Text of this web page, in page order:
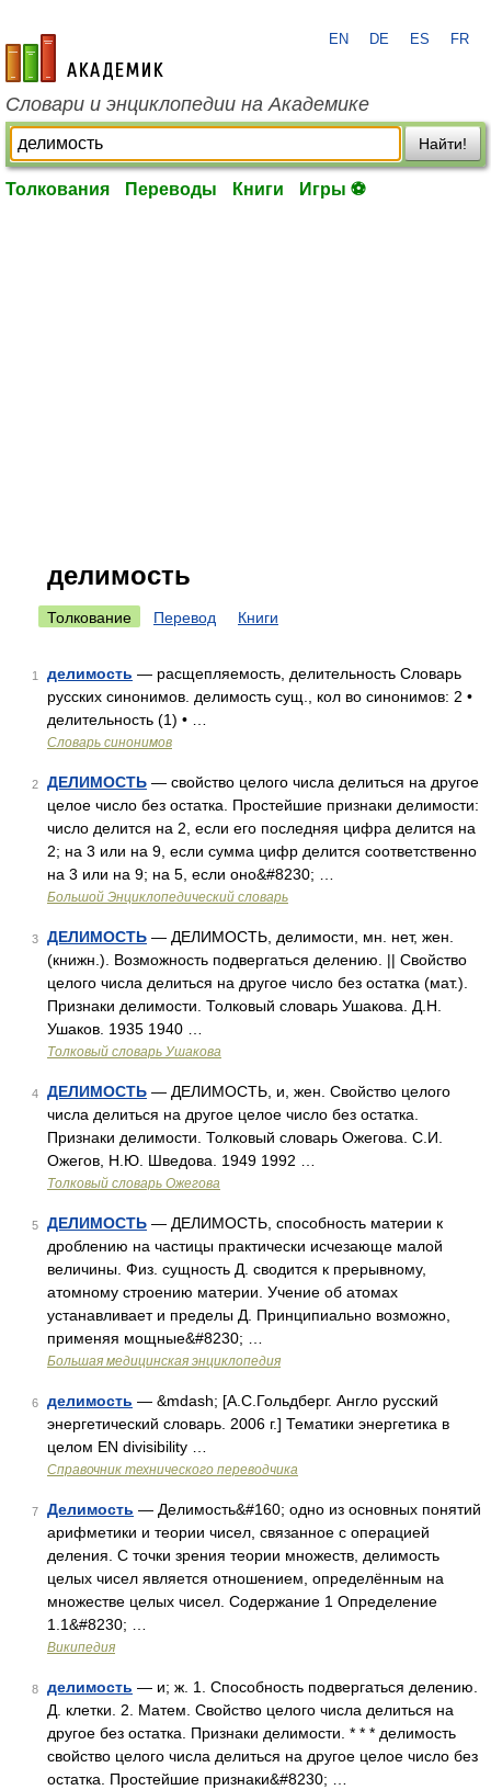
academic.ru
EN DE ES FR
Словари и энциклопедии на Академике
Найти!
Толкования Переводы Книги Игры ⚽
делимость
Толкование Перевод Книги
1 делимость — расщепляемость, делительность Словарь
русских синонимов. делимость сущ., кол во синонимов: 2 •
делительность (1) • …
Словарь синонимов
2 ДЕЛИМОСТЬ — свойство целого числа делиться на другое
целое число без остатка. Простейшие признаки делимости:
число делится на 2, если его последняя цифра делится на
2; на 3 или на 9, если сумма цифр делится соответственно
на 3 или на 9; на 5, если оно&#8230; …
Большой Энциклопедический словарь
3 ДЕЛИМОСТЬ — ДЕЛИМОСТЬ, делимости, мн. нет, жен.
(книжн.). Возможность подвергаться делению. || Свойство
целого числа делиться на другое число без остатка (мат.).
Признаки делимости. Толковый словарь Ушакова. Д.Н.
Ушаков. 1935 1940 …
Толковый словарь Ушакова
4 ДЕЛИМОСТЬ — ДЕЛИМОСТЬ, и, жен. Свойство целого
числа делиться на другое целое число без остатка.
Признаки делимости. Толковый словарь Ожегова. С.И.
Ожегов, Н.Ю. Шведова. 1949 1992 …
Толковый словарь Ожегова
5 ДЕЛИМОСТЬ — ДЕЛИМОСТЬ, способность материи к
дроблению на частицы практически исчезающе малой
величины. Физ. сущность Д. сводится к прерывному,
атомному строению материи. Учение об атомах
устанавливает и пределы Д. Принципиально возможно,
применяя мощные&#8230; …
Большая медицинская энциклопедия
6 делимость — &mdash; [А.С.Гольдберг. Англо русский
энергетический словарь. 2006 г.] Тематики энергетика в
целом EN divisibility …
Справочник технического переводчика
7 Делимость — Делимость&#160; одно из основных понятий
арифметики и теории чисел, связанное с операцией
деления. С точки зрения теории множеств, делимость
целых чисел является отношением, определённым на
множестве целых чисел. Содержание 1 Определение
1.1&#8230; …
Википедия
8 делимость — и; ж. 1. Способность подвергаться делению.
Д. клетки. 2. Матем. Свойство целого числа делиться на
другое без остатка. Признаки делимости. * * * делимость
свойство целого числа делиться на другое целое число без
остатка. Простейшие признаки&#8230; …